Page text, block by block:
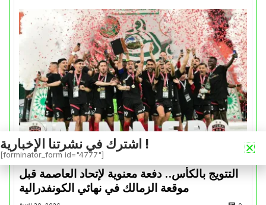
كأس الكونفدرالية
التتويج بالكأس.. دفعة معنوية لإتحاد العاصمة قبل
موقعة الزمالك في نهائي الكونفدرالية
اشترك في نشرتنا الإخبارية !
[forminator_form id="4777"]